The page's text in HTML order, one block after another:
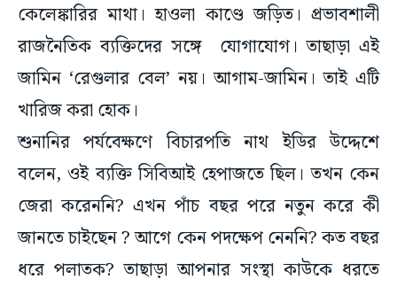
কেলেঙ্কারির মাথা। হাওলা কাণ্ডে জড়িত। প্রভাবশালী
রাজনৈতিক ব্যক্তিদের সঙ্গে যোগাযোগ। তাছাড়া এই
জামিন ‘রেগুলার বেল’ নয়। আগাম-জামিন। তাই এটি
খারিজ করা হোক।
শুনানির পর্যবেক্ষণে বিচারপতি নাথ ইডির উদ্দেশে
বলেন, ওই ব্যক্তি সিবিআই হেপাজতে ছিল। তখন কেন
জেরা করেননি? এখন পাঁচ বছর পরে নতুন করে কী
জানতে চাইছেন ? আগে কেন পদক্ষেপ নেননি? কত বছর
ধরে পলাতক? তাছাড়া আপনার সংস্থা কাউকে ধরতে